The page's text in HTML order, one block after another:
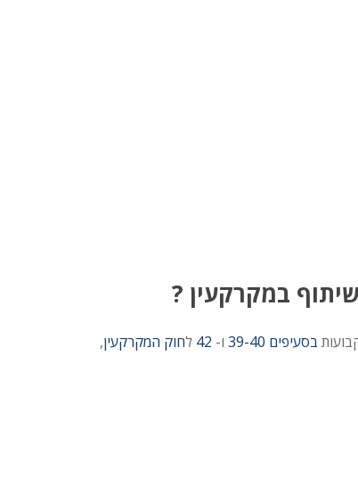
במקרקעין ?
בסעיפים 39-40 ו- 42 לחוק המקרקעין,